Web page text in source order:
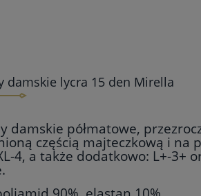
damskie lycra 15 den Mirella
damskie półmatowe,
częścią majteczkową i na
4, a także dodatkowo: L+-3+